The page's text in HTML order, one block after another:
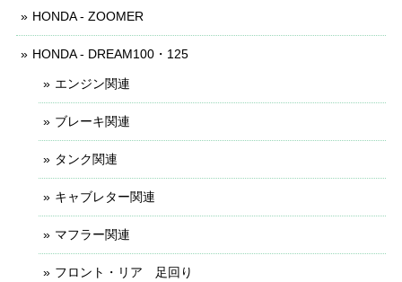
HONDA - ZOOMER
HONDA - DREAM100・125
エンジン関連
ブレーキ関連
タンク関連
キャブレター関連
マフラー関連
フロント・リア 足回り